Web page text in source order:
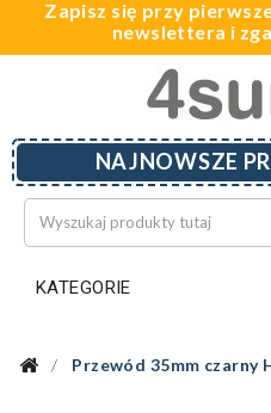
Zapisz się przy
newslettera i
KATEGORIE
NAJNOWSZE
Przewód 35mm czarny